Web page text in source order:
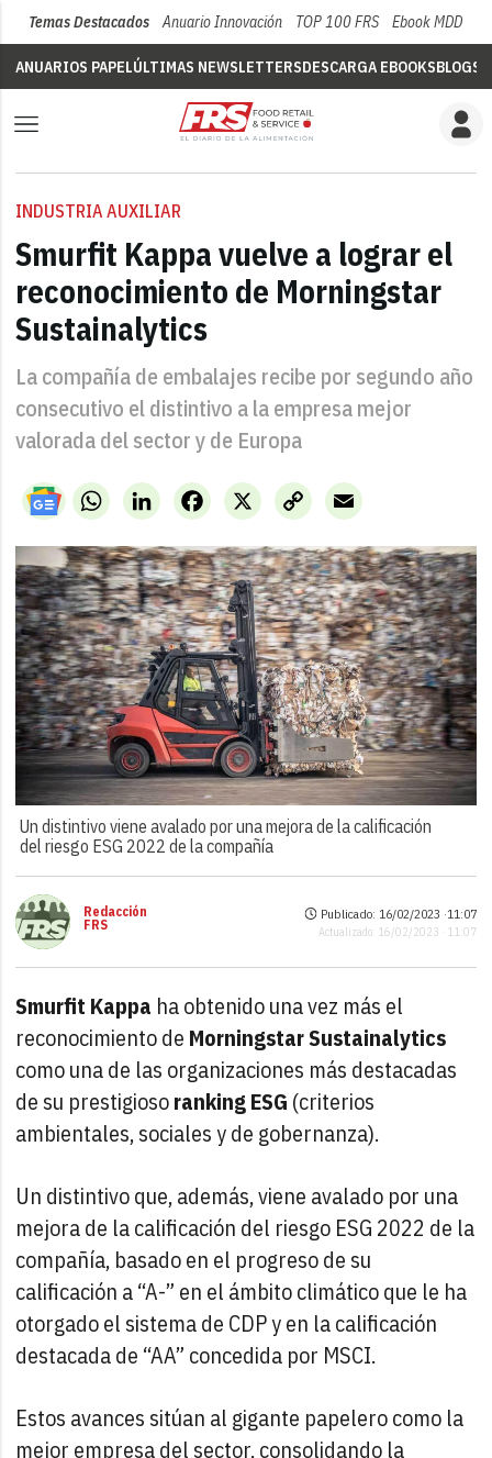
Temas Destacados Anuario Innovación TOP 100 FRS Ebook MDD
ANUARIOS PAPELÚLTIMAS NEWSLETTERSDESCARGA EBOOKSBLOGS
INDUSTRIA AUXILIAR
Smurfit Kappa vuelve a lograr el
reconocimiento de Morningstar
Sustainalytics
La compañía de embalajes recibe por segundo año
consecutivo el distintivo a la empresa mejor
valorada del sector y de Europa
WhatsAppLinkedIn X
Facebook
Copy
Link
Email
Un distintivo viene avalado por una mejora de la calificación
del riesgo ESG 2022 de la compañía
Redacción
FRS
Publicado: 16/02/2023 ·11:07
Actualizado: 16/02/2023 · 11:07
Smurfit Kappa ha obtenido una vez más el
reconocimiento de Morningstar Sustainalytics
como una de las organizaciones más destacadas
de su prestigiosoranking ESG (criterios
ambientales, sociales y de gobernanza).
Un distintivo que, además, viene avalado por una
mejora de la calificación del riesgo ESG 2022 de la
compañía, basado en el progreso de su
calificación a “A-” en el ámbito climático que le ha
otorgado el sistema de CDP y en la calificación
destacada de “AA” concedida por MSCI.
Estos avances sitúan al gigante papelero como la
mejor empresa del sector, consolidando la